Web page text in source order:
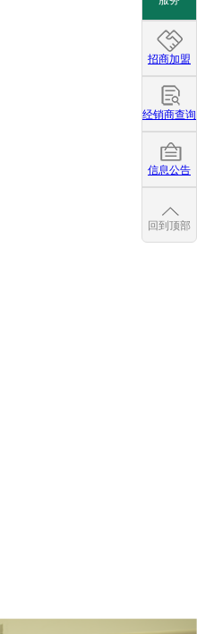
招商加盟
经销商查询
信息公告
回到顶部